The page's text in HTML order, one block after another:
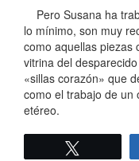
Pero Susana ha
lo mínimo, son muy
como aquellas piezas
vitrina del
«sillas corazón» que
como el trabajo de un
etéreo.